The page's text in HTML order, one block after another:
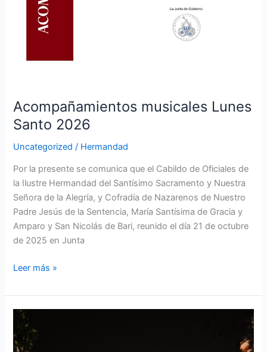
Acompañamientos musicales Lunes
Santo 2026
Uncategorized / Hermandad
Por la presente se comunica que el Cabildo de Oficiales de
la Ilustre Hermandad del Santísimo Sacramento y Nuestra
Señora de la Alegría, y Cofradía de Nazarenos de Nuestro
Padre Jesús de la Sentencia, María Santísima de Gracia y
Amparo y San Nicolás de Bari, reunido el día 21 de octubre
de 2025 en Junta
Leer más »
Agradecimiento
Banda
de